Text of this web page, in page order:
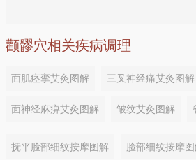
四白穴”，此穴相当有用，不仅可
颧髎穴一起使用， 效果会更加明显
其他病症配伍穴位
穴、合谷穴
颧髎穴相关疾病调理
面肌痉挛艾灸图解 三叉神经痛艾灸图解
面神经麻痹艾灸图解 皱纹艾灸图解
抚平脸部细纹按摩图解 脸部细纹按摩